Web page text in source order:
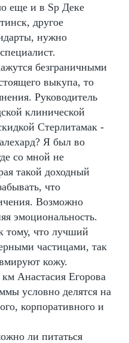
еще и в Sp Деке
другое
нужно
безграничными
выкупа, то
Руководитель
клинической
Стерлитамак -
Я был во
со мной не
такой доходный
что
Возможно
эмоциональность.
тому, что лучший
частицами, так
кожу.
Анастасия Егорова
условно делятся на
корпоративного и
ли питаться